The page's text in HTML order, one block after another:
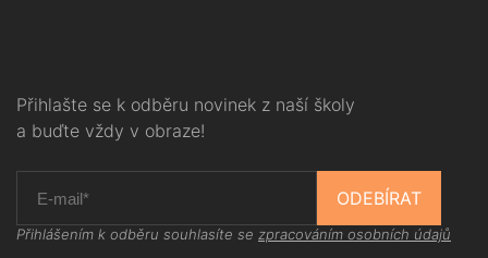
Přihlašte se k odběru novinek z naší školy
a buďte vždy v obraze!
ODEBÍRAT
Přihlášením k odběru souhlasíte se zpracováním osobních údajů